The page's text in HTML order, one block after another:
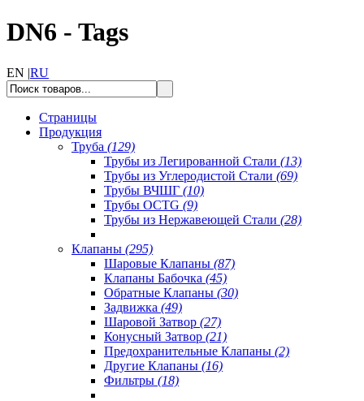
DN6 - Tags
EN |RU
Страницы
Продукция
Труба (129)
Трубы из Легированной Стали (13)
Трубы из Углеродистой Стали (69)
Трубы ВЧШГ (10)
Трубы OCTG (9)
Трубы из Нержавеющей Стали (28)
Клапаны (295)
Шаровые Клапаны (87)
Клапаны Бабочка (45)
Обратные Клапаны (30)
Задвижка (49)
Шаровой Затвор (27)
Конусный Затвор (21)
Предохранительные Клапаны (2)
Другие Клапаны (16)
Фильтры (18)